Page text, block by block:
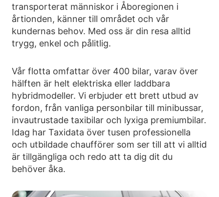
transporterat människor i Åboregionen i
årtionden, känner till området och vår
kundernas behov. Med oss är din resa alltid
trygg, enkel och pålitlig.
Vår flotta omfattar över 400 bilar, varav över
hälften är helt elektriska eller laddbara
hybridmodeller. Vi erbjuder ett brett utbud av
fordon, från vanliga personbilar till minibussar,
invautrustade taxibilar och lyxiga premiumbilar.
Idag har Taxidata över tusen professionella
och utbildade chaufförer som ser till att vi alltid
är tillgängliga och redo att ta dig dit du
behöver åka.